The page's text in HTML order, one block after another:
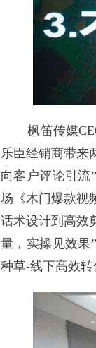
枫笛传媒CEO
乐臣经销商带来
向客户评论引流
场《木门爆款视
话术设计到高效
量，实操见效果
种草-线下高效转